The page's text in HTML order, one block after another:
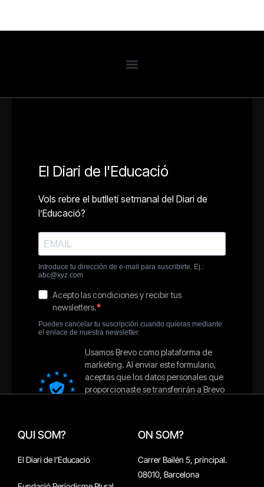
QUI SOM?
El Diari de l'Educació
ON SOM?
Carrer Bailén 5, principal.
08010, Barcelona